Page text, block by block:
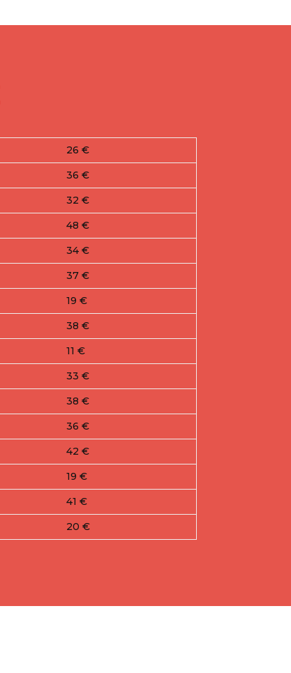
26 €
36 €
32 €
48 €
34 €
37 €
19 €
38 €
11 €
33 €
38 €
36 €
42 €
19 €
41 €
20 €